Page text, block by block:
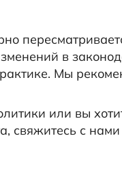
в
Мы
или вы
свяжитесь с